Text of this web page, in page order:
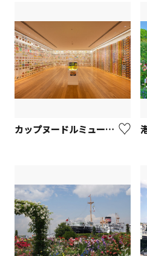
カップヌードルミュージアム 横浜【横浜市】